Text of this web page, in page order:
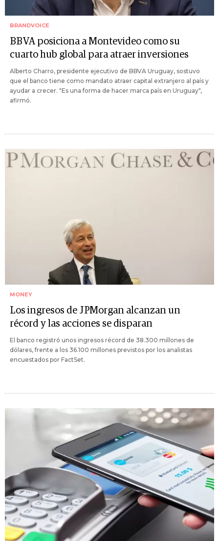
BRANDVOICE
BBVA posiciona a Montevideo como su
cuarto hub global para atraer inversiones
Alberto Charro, presidente ejecutivo de BBVA Uruguay, sostuvo
que el banco tiene como mandato atraer capital extranjero al país y
ayudar a crecer. "Es una forma de hacer marca país en Uruguay",
afirmó.
MONEY
Los ingresos de JPMorgan alcanzan un
récord y las acciones se disparan
El banco registró unos ingresos récord de 38.300 millones de
dólares, frente a los 36.100 millones previstos por los analistas
encuestados por FactSet.